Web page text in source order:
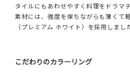
タイルにもあわせやすく料理をドラマ
素材には、強度を保ちながらも薄くて
（プレミアム ホワイト）を採用しまし
こだわりのカラーリング